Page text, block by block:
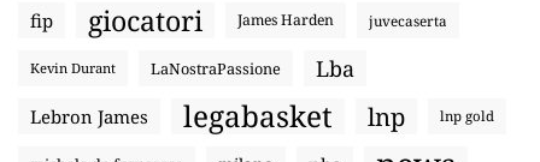
fip giocatori James Harden juvecaserta
Kevin Durant LaNostraPassione Lba
Lebron James legabasket lnp lnp gold